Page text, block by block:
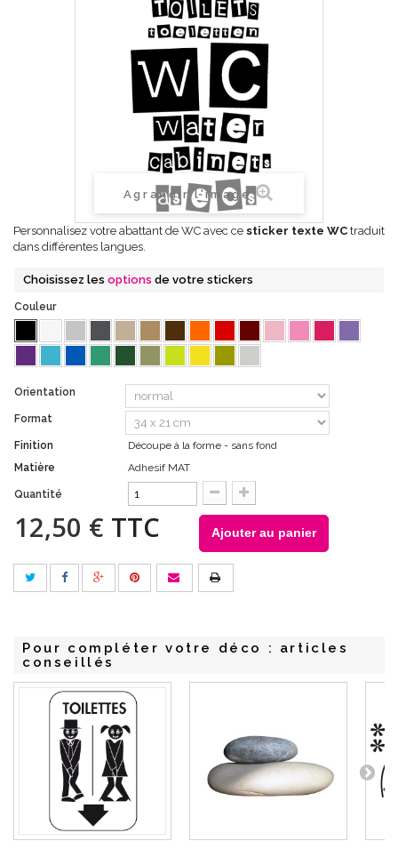
Agrandir l'image
Personnalisez votre abattant de WC avec ce sticker texte WC traduit
dans différentes langues.
Choisissez les options de votre stickers
Couleur
Orientation
Format
Finition
Découpe à la forme - sans fond
Matière
Adhesif MAT
Quantité
12,50 € TTC Ajouter au panier
Pour compléter votre déco : articles
conseillés